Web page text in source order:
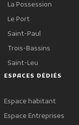
La Possession
Le Port
Saint-Paul
Trois-Bassins
Saint-Leu
ESPACES DÉDIÉS
Espace habitant
Espace Entreprises